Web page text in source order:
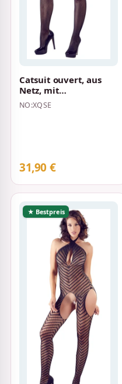
Catsuit ouvert, aus
Netz, mit
eingewebtem Body in
Spitzenoptik Schwarz
NO:XQSE
31,90 €
★ Bestpreis